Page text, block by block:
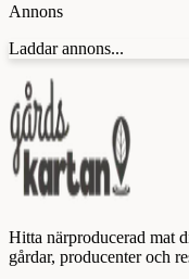
Annons
Laddar annons...
Hitta närproducerad mat
gårdar, producenter och